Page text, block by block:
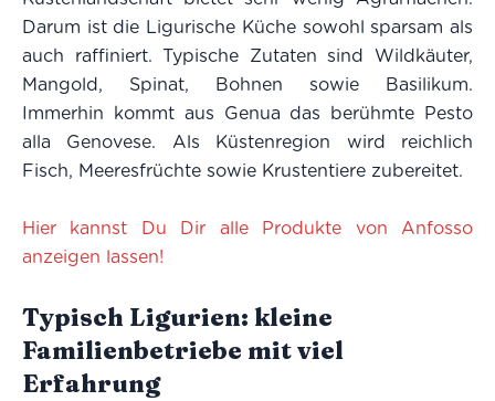
Darum ist die Ligurische Küche sowohl sparsam als
auch raffiniert. Typische Zutaten sind Wildkäuter,
Mangold, Spinat, Bohnen sowie Basilikum.
Immerhin kommt aus Genua das berühmte Pesto
alla Genovese. Als Küstenregion wird reichlich
Fisch, Meeresfrüchte sowie Krustentiere zubereitet.
Hier kannst Du Dir alle Produkte von Anfosso
anzeigen lassen!
Typisch Ligurien: kleine
Familienbetriebe mit viel
Erfahrung